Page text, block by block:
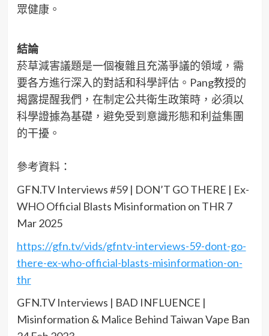
眾健康。
結論
菸草減害議題是一個複雜且充滿爭議的領域，需
要各方進行深入的對話和科學評估。Pang教授的
揭露提醒我們，在制定公共衛生政策時，必須以
科學證據為基礎，避免受到意識形態和利益集團
的干擾。
參考資料：
GFN.TV Interviews #59 | DON’T GO THERE | Ex-
WHO Official Blasts Misinformation on THR 7
Mar 2025
https://gfn.tv/vids/gfntv-interviews-59-dont-go-
there-ex-who-official-blasts-misinformation-on-
thr
GFN.TV Interviews | BAD INFLUENCE |
Misinformation & Malice Behind Taiwan Vape Ban